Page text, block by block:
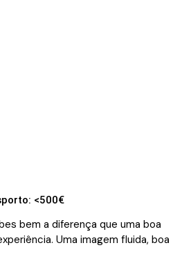
<500€
bem a diferença que uma boa
Uma imagem fluida, boa